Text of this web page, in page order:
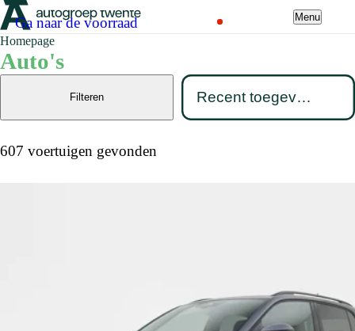
Menu
Homepage
Auto's
Ga naar de voorraad
607 voertuigen gevonden
Filteren